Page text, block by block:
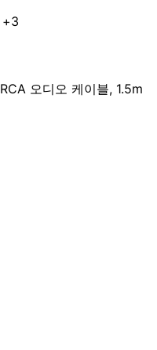
+3
오디오 케이블, 1.5m